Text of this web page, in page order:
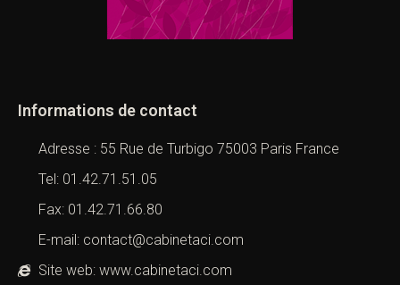
Informations de contact
Adresse : 55 Rue de Turbigo 75003 Paris France
Tel: 01.42.71.51.05
Fax: 01.42.71.66.80
E-mail: contact@cabinetaci.com
Site web: www.cabinetaci.com